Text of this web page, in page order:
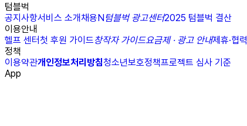
텀블벅
공지사항서비스 소개채용N텀블벅 광고센터2025 텀블벅 결산
이용안내
헬프 센터첫 후원 가이드창작자 가이드요금제 · 광고 안내제휴·협력
정책
이용약관개인정보처리방침청소년보호정책프로젝트 심사 기준
App